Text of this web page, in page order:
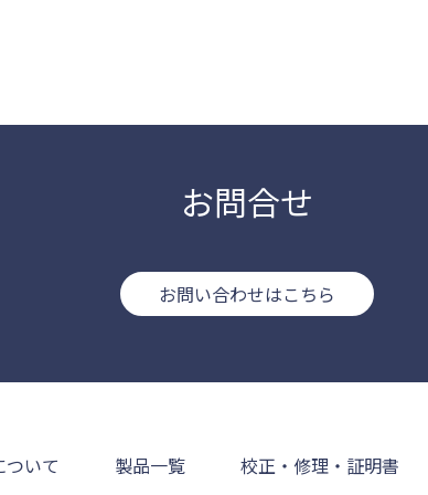
お問合せ
お問い合わせはこちら
ついて 製品一覧 校正・修理・証明書